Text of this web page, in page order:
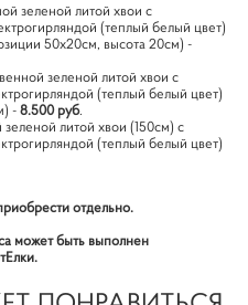
зеленой литой хвои с
(теплый белый цвет)
50х20см, высота 20см) -
зеленой литой хвои с
(теплый белый цвет)
-8.500 руб.
зеленой литой хвои (150см) с
(теплый белый цвет)
отдельно.
может быть выполнен